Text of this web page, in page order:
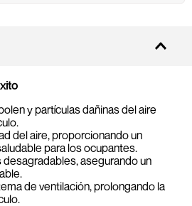
y partículas dañinas del aire
del aire, proporcionando un
para los ocupantes.
asegurando un
de ventilación, prolongando la